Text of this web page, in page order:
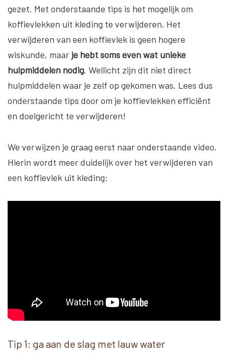
gezet. Met onderstaande tips is het mogelijk om
koffievlekken uit kleding te verwijderen. Het
verwijderen van een koffievlek is geen hogere
wiskunde, maar je hebt soms even wat unieke
hulpmiddelen nodig. Wellicht zijn dit niet direct
hulpmiddelen waar je zelf op gekomen was. Lees dus
onderstaande tips door om je koffievlekken efficiënt
en doelgericht te verwijderen!
We verwijzen je graag eerst naar onderstaande video.
Hierin wordt meer duidelijk over het verwijderen van
een koffievlek uit kleding:
Tip 1: ga aan de slag met lauw water